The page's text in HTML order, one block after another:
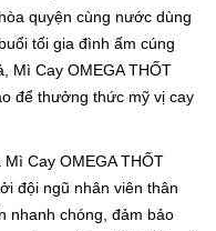
quyện cùng nước dùng
tối gia đình ấm cúng
Mì Cay OMEGA THỐT
để thưởng thức mỹ vị cay
Cay OMEGA THỐT
đội ngũ nhân viên thân
nhanh chóng, đảm bảo